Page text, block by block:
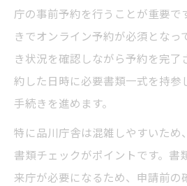
庁の事前予約を行うことが重要で
きでオンライン予約が必須となっ
き状況を確認しながら予約を完了
約した日時に必要書類一式を持参
手続きを進めます。
特に品川庁舎は混雑しやすいため
書類チェックがポイントです。書
来庁が必要になるため、申請前の